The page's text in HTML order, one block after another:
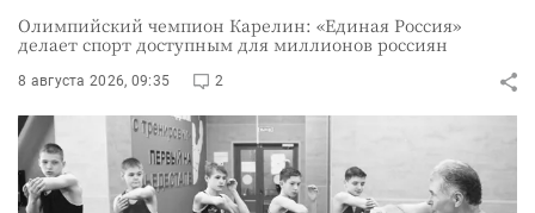
Олимпийский чемпион Карелин: «Единая Россия»
делает спорт доступным для миллионов россиян
8 августа 2026, 09:35 2